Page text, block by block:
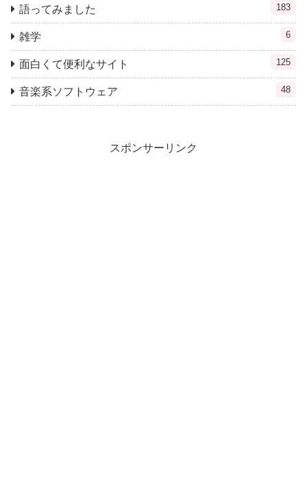
語ってみました 183
雑学 6
面白くて便利なサイト 125
音楽系ソフトウェア 48
スポンサーリンク